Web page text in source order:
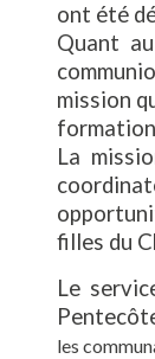
ont été
Quant
mission
formation
La
filles du
Le
les